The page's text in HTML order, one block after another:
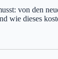
von den
wie dieses